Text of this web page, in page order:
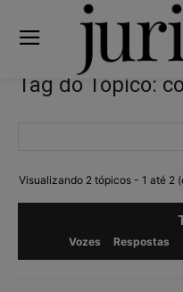
Tag do Tópico:
Visualizando 2 tópicos - 1 até 2
Vozes Respostas